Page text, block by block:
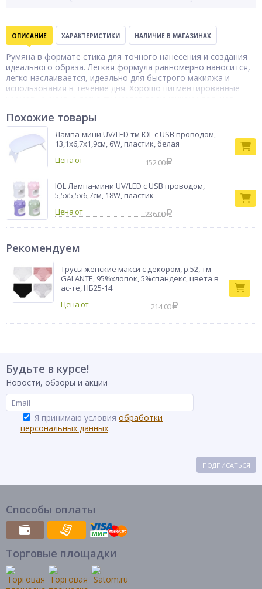
ОПИСАНИЕ ХАРАКТЕРИСТИКИ НАЛИЧИЕ В МАГАЗИНАХ
Румяна в формате стика для точного нанесения и создания
идеального образа. Легкая формула равномерно наносится,
легко наслаивается, идеально для быстрого макияжа и
использования в течение дня. Хорошо пигментированные
на ваших щечках всегда. Можно использовать в качестве
теней и тинта для губ.
Тип товара
Румяна
Бренд
Похожие товары
Лампа-мини UV/LED тм ЮL с USB проводом,
13,1х6,7х1,9см, 6W, пластик, белая
Цена от
152.00
ЮL Лампа-мини UV/LED с USB проводом,
5,5х5,5х6,7см, 18W, пластик
Цена от
236.00
Рекомендуем
Трусы женские макси с декором, р.52, тм
GALANTE, 95%хлопок, 5%спандекс, цвета в
ас-те, НБ25-14
214.00
Будьте в курсе!
Новости, обзоры и акции
Я принимаю условия обработки
персональных данных
ПОДПИСАТЬСЯ
Способы оплаты
Торговые площадки